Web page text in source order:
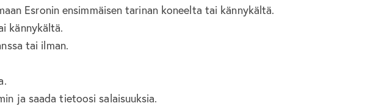
Esronin ensimmäisen tarinan koneelta tai kännykältä.
kännykältä.
tai ilman.
ja saada tietoosi salaisuuksia.